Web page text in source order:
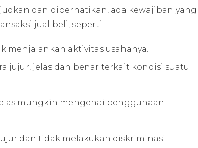
dan diperhatikan, ada kewajiban yang
jual beli, seperti:
menjalankan aktivitas usahanya.
jujur, jelas dan benar terkait kondisi suatu
mungkin mengenai penggunaan
dan tidak melakukan diskriminasi.